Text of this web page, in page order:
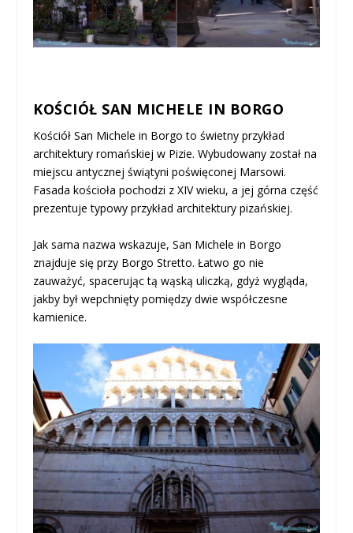
KOŚCIÓŁ SAN MICHELE IN BORGO
Kościół San Michele in Borgo to świetny przykład
architektury romańskiej w Pizie. Wybudowany został na
miejscu antycznej świątyni poświęconej Marsowi.
Fasada kościoła pochodzi z XIV wieku, a jej górna część
prezentuje typowy przykład architektury pizańskiej.
Jak sama nazwa wskazuje, San Michele in Borgo
znajduje się przy Borgo Stretto. Łatwo go nie
zauważyć, spacerując tą wąską uliczką, gdyż wygląda,
jakby był wepchnięty pomiędzy dwie współczesne
kamienice.